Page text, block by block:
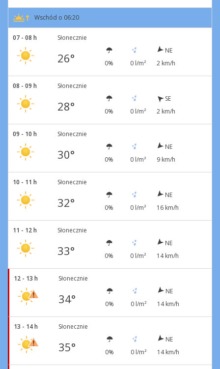
Wschód o 06:20
07 - 08 h Słonecznie
26° 0% 0 l/m²
NE
2 km/h
08 - 09 h Słonecznie
28° 0% 0 l/m²
SE
2 km/h
09 - 10 h Słonecznie
30° 0% 0 l/m²
NE
9 km/h
10 - 11 h Słonecznie
32° 0% 0 l/m²
NE
16 km/h
11 - 12 h Słonecznie
33° 0% 0 l/m²
NE
14 km/h
12 - 13 h Słonecznie
34° 0% 0 l/m²
NE
14 km/h
13 - 14 h Słonecznie
35° 0% 0 l/m²
NE
14 km/h